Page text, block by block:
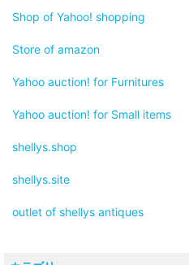
Shop of Yahoo! shopping
Store of amazon
Yahoo auction! for Furnitures
Yahoo auction! for Small items
shellys.shop
shellys.site
outlet of shellys antiques